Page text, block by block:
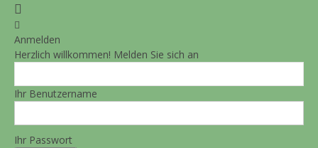
Anmelden
Herzlich willkommen! Melden Sie sich an
Ihr Benutzername
Ihr Passwort